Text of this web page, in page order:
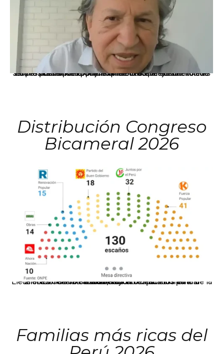
La presidenta Keiko Fujimori informó que la solicitud de indulto presentada por el expresidente Alejandro Toledo será evaluada por la Comisión de Gracias Presidenciales conforme al procedimiento establecido.
Distribución Congreso
Bicameral 2026
El JNE oficializó la distribución de escaños para la elección de 60 senadores y 130 diputados en las Elecciones Generales 2026, tras el restablecimiento de la Bicameralidad.
Familias más ricas del